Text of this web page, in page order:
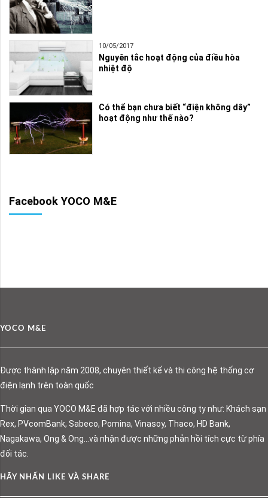
10/05/2017
Nguyên tắc hoạt động của điều hòa
nhiệt độ
Có thể bạn chưa biết “điện không dây”
hoạt động như thế nào?
Facebook YOCO M&E
YOCO M&E
Được thành lập năm 2008, chuyên thiết kế và thi công hệ thống cơ
điện lạnh trên toàn quốc
Thời gian qua YOCO M&E đã hợp tác với nhiều công ty như: Khách sạn
Rex, PVcomBank, Sabeco, Pomina, Vinasoy, Thaco, HD Bank,
Nagakawa, Ong & Ong…và nhận được những phản hồi tích cực từ phía
đối tác.
HÃY NHẤN LIKE VÀ SHARE